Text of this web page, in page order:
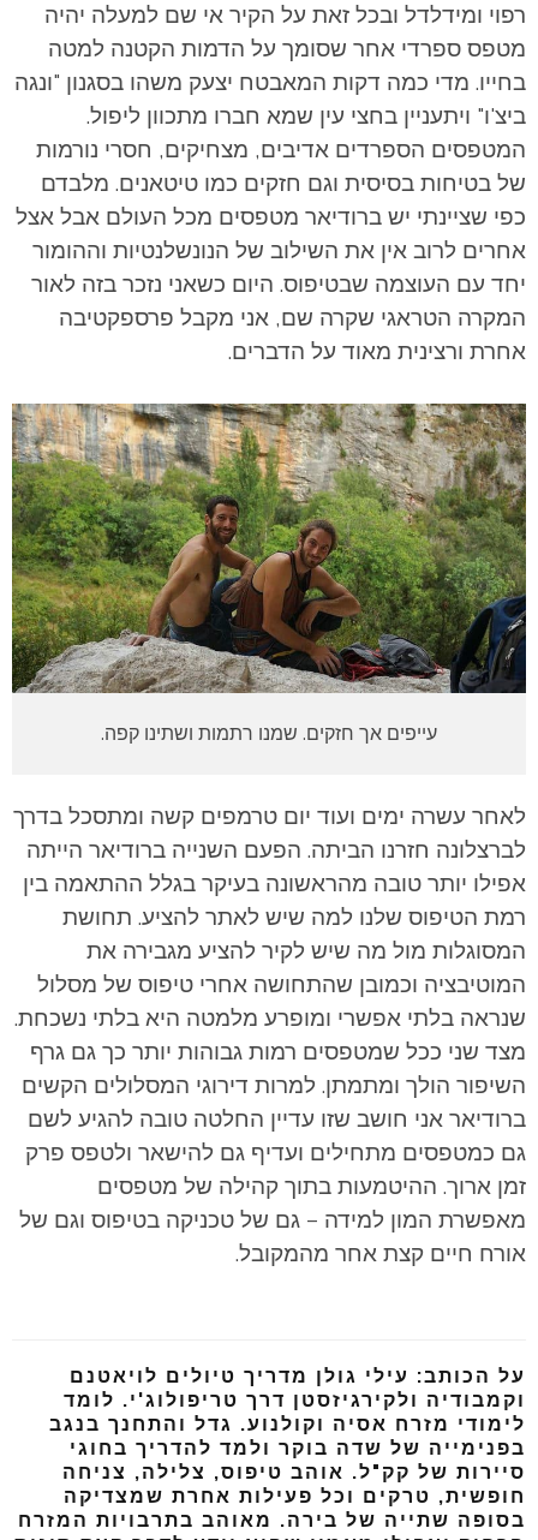
רפוי ומידלדל ובכל זאת על הקיר אי שם למעלה יהיה
מטפס ספרדי אחר שסומך על הדמות הקטנה למטה
בחייו. מדי כמה דקות המאבטח יצעק משהו בסגנון "ונגה
ביצ'ו" ויתעניין בחצי עין שמא חברו מתכוון ליפול.
המטפסים הספרדים אדיבים, מצחיקים, חסרי נורמות
של בטיחות בסיסית וגם חזקים כמו טיטאנים. מלבדם
כפי שציינתי יש ברודיאר מטפסים מכל העולם אבל אצל
אחרים לרוב אין את השילוב של הנונשלנטיות וההומור
יחד עם העוצמה שבטיפוס. היום כשאני נזכר בזה לאור
המקרה הטראגי שקרה שם, אני מקבל פרספקטיבה
אחרת ורצינית מאוד על הדברים.
עייפים אך חזקים. שמנו רתמות ושתינו קפה.
לאחר עשרה ימים ועוד יום טרמפים קשה ומתסכל בדרך
לברצלונה חזרנו הביתה. הפעם השנייה ברודיאר הייתה
אפילו יותר טובה מהראשונה בעיקר בגלל ההתאמה בין
רמת הטיפוס שלנו למה שיש לאתר להציע. תחושת
המסוגלות מול מה שיש לקיר להציע מגבירה את
המוטיבציה וכמובן שהתחושה אחרי טיפוס של מסלול
שנראה בלתי אפשרי ומופרע מלמטה היא בלתי נשכחת.
מצד שני ככל שמטפסים רמות גבוהות יותר כך גם גרף
השיפור הולך ומתמתן. למרות דירוגי המסלולים הקשים
ברודיאר אני חושב שזו עדיין החלטה טובה להגיע לשם
גם כמטפסים מתחילים ועדיף גם להישאר ולטפס פרק
זמן ארוך. ההיטמעות בתוך קהילה של מטפסים
מאפשרת המון למידה – גם של טכניקה בטיפוס וגם של
אורח חיים קצת אחר מהמקובל.
על הכותב: עילי גולן מדריך טיולים לויאטנם
וקמבודיה ולקירגיזסטן דרך טריפולוג'י. לומד
לימודי מזרח אסיה וקולנוע. גדל והתחנך בנגב
בפנימייה של שדה בוקר ולמד להדריך בחוגי
סיירות של קק"ל. אוהב טיפוס, צלילה, צניחה
חופשית, טרקים וכל פעילות אחרת שמצדיקה
בסופה שתייה של בירה. מאוהב בתרבויות המזרח